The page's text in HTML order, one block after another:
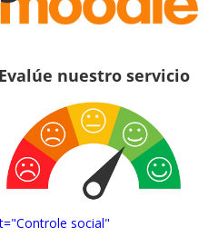
Evalúe nuestro servicio
social"